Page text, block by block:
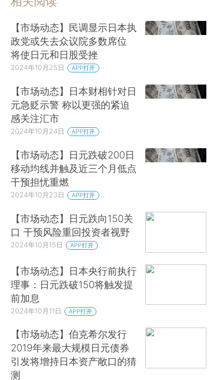
【市场动态】民调显示日本执
政党或失去众议院多数席位
将使日元和日股受挫
2024年10月25日 APP打开
【市场动态】日本财相针对日
元急贬示警 称以更强的紧迫
感关注汇市
2024年10月24日 APP打开
【市场动态】日元跌破200日
移动均线并触及近三个月低点
干预担忧重燃
2024年10月23日 APP打开
【市场动态】日元跌向150关
口 干预风险重回投资者视野
2024年10月15日 APP打开
【市场动态】日本央行前执行
理事：日元跌破150将触发提
前加息
2024年10月11日 APP打开
【市场动态】伯克希尔发行
2019年来最大规模日元债券
引发将增持日本资产敞口的猜
测